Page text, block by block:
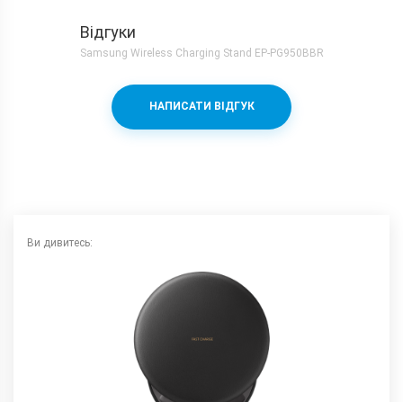
Відгуки
Samsung Wireless Charging Stand EP-PG950BBR
НАПИСАТИ ВІДГУК
Ви дивитесь: